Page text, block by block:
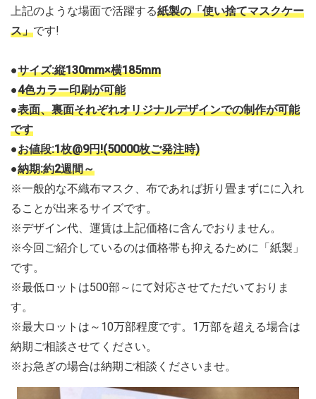
上記のような場面で活躍する紙製の「使い捨てマスクケー
ス」です!
●サイズ:縦130mm×横185mm
●4色カラー印刷が可能
●表面、裏面それぞれオリジナルデザインでの制作が可能
です
●お値段:1枚@9円!(50000枚ご発注時)
●納期:約2週間～
※一般的な不織布マスク、布であれば折り畳まずにに入れ
ることが出来るサイズです。
※デザイン代、運賃は上記価格に含んでおりません。
※今回ご紹介しているのは価格帯も抑えるために「紙製」
です。
※最低ロットは500部～にて対応させてただいておりま
す。
※最大ロットは～10万部程度です。1万部を超える場合は
納期ご相談させてください。
※お急ぎの場合は納期ご相談くださいませ。